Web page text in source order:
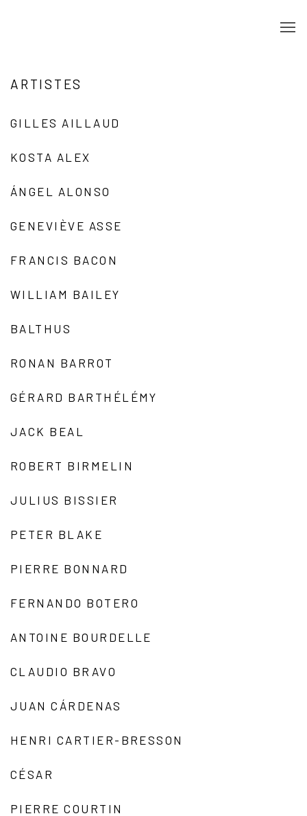
ARTISTES
GILLES AILLAUD
KOSTA ALEX
ÁNGEL ALONSO
GENEVIÈVE ASSE
FRANCIS BACON
WILLIAM BAILEY
BALTHUS
RONAN BARROT
GÉRARD BARTHÉLÉMY
JACK BEAL
ROBERT BIRMELIN
JULIUS BISSIER
PETER BLAKE
PIERRE BONNARD
FERNANDO BOTERO
ANTOINE BOURDELLE
CLAUDIO BRAVO
JUAN CÁRDENAS
HENRI CARTIER-BRESSON
CÉSAR
PIERRE COURTIN